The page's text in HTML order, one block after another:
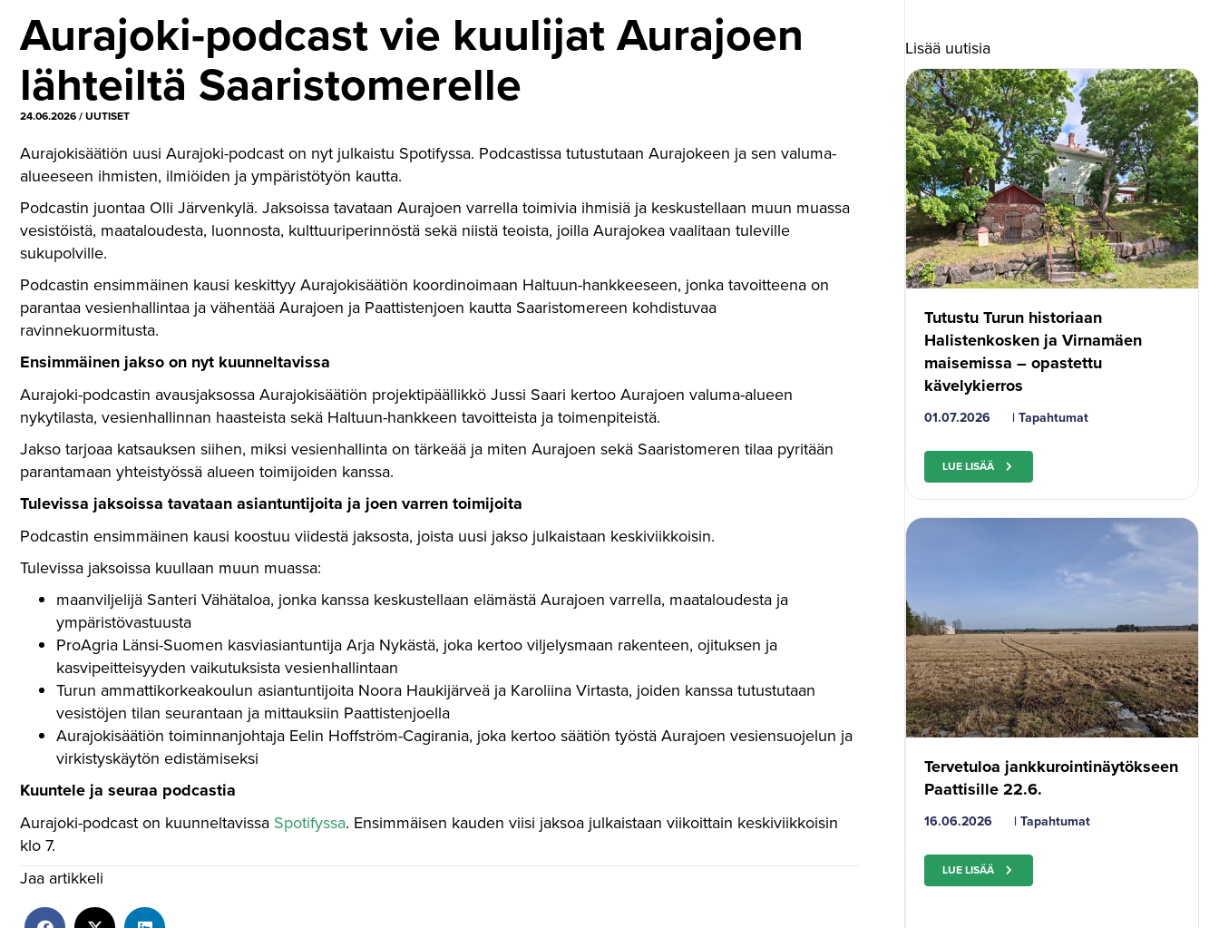
Aurajoki-podcast vie kuulijat Aurajoen
lähteiltä Saaristomerelle
24.06.2026/UUTISET
Aurajokisäätiön uusi Aurajoki-podcast on nyt julkaistu Spotifyssa. Podcastissa tutustutaan Aurajokeen ja sen valuma-
alueeseen ihmisten, ilmiöiden ja ympäristötyön kautta.
Podcastin juontaa Olli Järvenkylä. Jaksoissa tavataan Aurajoen varrella toimivia ihmisiä ja keskustellaan muun muassa
vesistöistä, maataloudesta, luonnosta, kulttuuriperinnöstä sekä niistä teoista, joilla Aurajokea vaalitaan tuleville
sukupolville.
Podcastin ensimmäinen kausi keskittyy Aurajokisäätiön koordinoimaan Haltuun-hankkeeseen, jonka tavoitteena on
parantaa vesienhallintaa ja vähentää Aurajoen ja Paattistenjoen kautta Saaristomereen kohdistuvaa
ravinnekuormitusta.
Ensimmäinen jakso on nyt kuunneltavissa
Aurajoki-podcastin avausjaksossa Aurajokisäätiön projektipäällikkö Jussi Saari kertoo Aurajoen valuma-alueen
nykytilasta, vesienhallinnan haasteista sekä Haltuun-hankkeen tavoitteista ja toimenpiteistä.
Jakso tarjoaa katsauksen siihen, miksi vesienhallinta on tärkeää ja miten Aurajoen sekä Saaristomeren tilaa pyritään
parantamaan yhteistyössä alueen toimijoiden kanssa.
Tulevissa jaksoissa tavataan asiantuntijoita ja joen varren toimijoita
Podcastin ensimmäinen kausi koostuu viidestä jaksosta, joista uusi jakso julkaistaan keskiviikkoisin.
Tulevissa jaksoissa kuullaan muun muassa:
maanviljelijä Santeri Vähätaloa, jonka kanssa keskustellaan elämästä Aurajoen varrella, maataloudesta ja
ympäristövastuusta
ProAgria Länsi-Suomen kasviasiantuntija Arja Nykästä, joka kertoo viljelysmaan rakenteen, ojituksen ja
kasvipeitteisyyden vaikutuksista vesienhallintaan
Turun ammattikorkeakoulun asiantuntijoita Noora Haukijärveä ja Karoliina Virtasta, joiden kanssa tutustutaan
vesistöjen tilan seurantaan ja mittauksiin Paattistenjoella
Aurajokisäätiön toiminnanjohtaja Eelin Hoffström-Cagirania, joka kertoo säätiön työstä Aurajoen vesiensuojelun ja
virkistyskäytön edistämiseksi
Kuuntele ja seuraa podcastia
Aurajoki-podcast on kuunneltavissa Spotifyssa. Ensimmäisen kauden viisi jaksoa julkaistaan viikoittain keskiviikkoisin
klo 7.
Jaa artikkeli
Lisää uutisia
Tutustu Turun historiaan
Halistenkosken ja Virnamäen
maisemissa – opastettu
kävelykierros
01.07.2026 | Tapahtumat
LUE LISÄÄ
Tervetuloa jankkurointinäytökseen
Paattisille 22.6.
16.06.2026 | Tapahtumat
LUE LISÄÄ